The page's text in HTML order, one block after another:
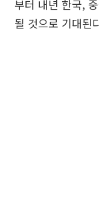
부터 내년 한국,
될 것으로 기대된